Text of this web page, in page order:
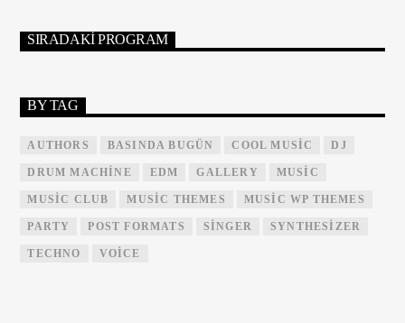
SIRADAKI PROGRAM
BY TAG
AUTHORS BASINDA BUGÜN COOL MUSIC DJ
DRUM MACHINE EDM GALLERY MUSIC
MUSIC CLUB MUSIC THEMES MUSIC WP THEMES
PARTY POST FORMATS SINGER SYNTHESIZER
TECHNO VOICE